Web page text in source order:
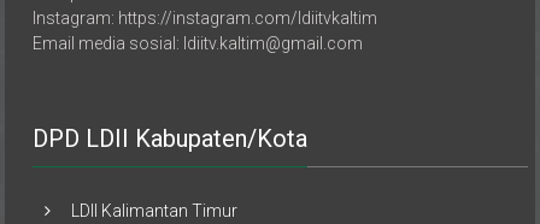
Instagram: https://instagram.com/ldiitvkaltim
Email media sosial: ldiitv.kaltim@gmail.com
DPD LDII Kabupaten/Kota
LDII Kalimantan Timur